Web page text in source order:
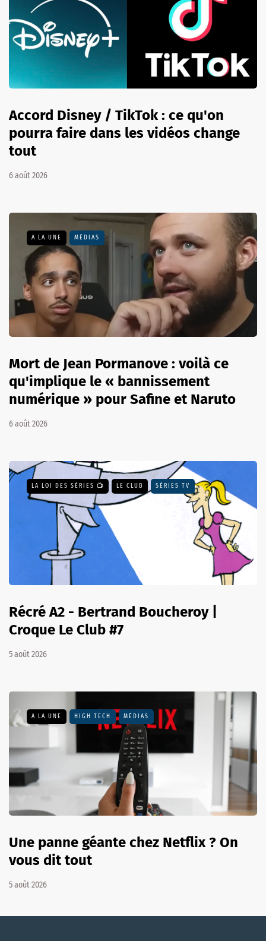
Accord Disney / TikTok : ce qu'on
pourra faire dans les vidéos change
tout
6 août 2026
A LA UNE MÉDIAS
Mort de Jean Pormanove : voilà ce
qu'implique le « bannissement
numérique » pour Safine et Naruto
6 août 2026
LA LOI DES SÉRIES 📺 LE CLUB SÉRIES TV
Récré A2 - Bertrand Boucheroy |
Croque Le Club #7
5 août 2026
A LA UNE HIGH TECH MÉDIAS
Une panne géante chez Netflix ? On
vous dit tout
5 août 2026